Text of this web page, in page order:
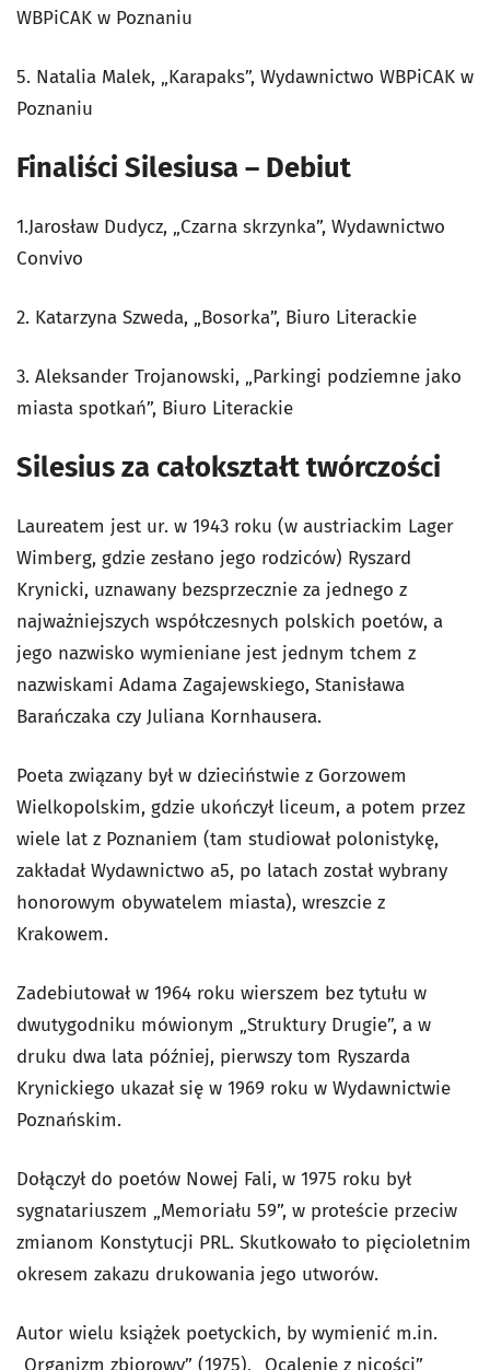
WBPiCAK w Poznaniu
5. Natalia Malek, „Karapaks”, Wydawnictwo WBPiCAK w
Poznaniu
Finaliści Silesiusa – Debiut
1.Jarosław Dudycz, „Czarna skrzynka”, Wydawnictwo
Convivo
2. Katarzyna Szweda, „Bosorka”, Biuro Literackie
3. Aleksander Trojanowski, „Parkingi podziemne jako
miasta spotkań”, Biuro Literackie
Silesius za całokształt twórczości
Laureatem jest ur. w 1943 roku (w austriackim Lager
Wimberg, gdzie zesłano jego rodziców) Ryszard
Krynicki, uznawany bezsprzecznie za jednego z
najważniejszych współczesnych polskich poetów, a
jego nazwisko wymieniane jest jednym tchem z
nazwiskami Adama Zagajewskiego, Stanisława
Barańczaka czy Juliana Kornhausera.
Poeta związany był w dzieciństwie z Gorzowem
Wielkopolskim, gdzie ukończył liceum, a potem przez
wiele lat z Poznaniem (tam studiował polonistykę,
zakładał Wydawnictwo a5, po latach został wybrany
honorowym obywatelem miasta), wreszcie z
Krakowem.
Zadebiutował w 1964 roku wierszem bez tytułu w
dwutygodniku mówionym „Struktury Drugie”, a w
druku dwa lata później, pierwszy tom Ryszarda
Krynickiego ukazał się w 1969 roku w Wydawnictwie
Poznańskim.
Dołączył do poetów Nowej Fali, w 1975 roku był
sygnatariuszem „Memoriału 59”, w proteście przeciw
zmianom Konstytucji PRL. Skutkowało to pięcioletnim
okresem zakazu drukowania jego utworów.
Autor wielu książek poetyckich, by wymienić m.in.